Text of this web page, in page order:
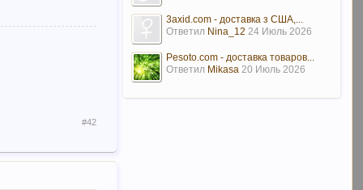
#42
3axid.com - доставка з США,...
Ответил Nina_12 24 Июль 2026
Pesoto.com - доставка товаров...
Ответил Mikasa 20 Июль 2026